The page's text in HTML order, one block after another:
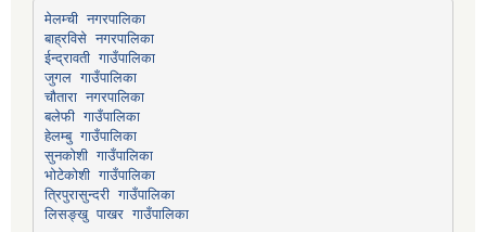
मेलम्ची नगरपालिका
बाह्रविसे नगरपालिका
ईन्द्रावती गाउँपालिका
जुगल गाउँपालिका
चौतारा नगरपालिका
बलेफी गाउँपालिका
हेलम्बु गाउँपालिका
सुनकोशी गाउँपालिका
भोटेकोशी गाउँपालिका
त्रिपुरासुन्दरी गाउँपालिका
लिसङ्खु पाखर गाउँपालिका